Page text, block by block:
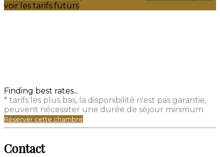
voir les tarifs futurs
Finding best rates...
* tarifs les plus bas, la disponibilité n'est pas garantie,
peuvent nécessiter une durée de séjour minimum
Réserver cette chambre
Contact